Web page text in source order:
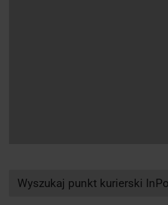
Wyszukaj punkt kurierski